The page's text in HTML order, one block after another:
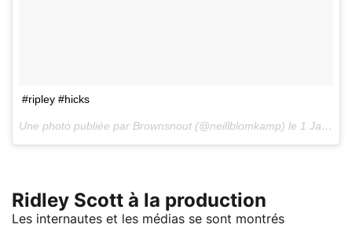
#ripley #hicks
Une photo publiée par Brownsnout (@neillblomkamp) le 1 Janv. 2015 à 17h49 PST
Ridley Scott à la production
Les internautes et les médias se sont montrés